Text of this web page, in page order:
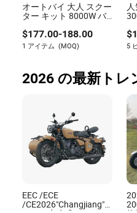
オートバイ 大人 スクー
ター キット 8000W バ
ー 変換キット 子供用 3
ホイール 電気システム
電動オートバイ
$177.00-188.00
1 アイテム (MOQ)
新
善
$
5
2026 の最新トレ
EEC /ECE
/CE2026"Changjiang"